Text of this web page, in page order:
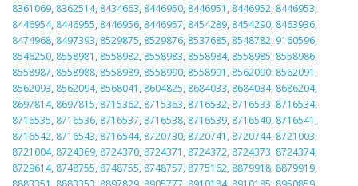
8361069, 8362514, 8434663, 8446950, 8446951 , 8446952, 8446953,
8446954, 8446955, 8446956, 8446957, 8454289, 8454290, 8463936,
8474968, 8497393, 8529875, 8529876, 8537685, 8548782, 9160596,
8546250, 8558981 , 8558982, 8558983, 8558984, 8558985, 8558986,
8558987, 8558988, 8558989, 8558990, 8558991 , 8562090, 8562091 ,
8562093, 8562094, 8568041 , 8604825, 8684033, 8684034, 8686204,
8697814, 8697815, 8715362, 8715363, 8716532, 8716533, 8716534,
8716535, 8716536, 8716537, 8716538, 8716539, 8716540, 8716541 ,
8716542, 8716543, 8716544, 8720730, 8720741 , 8720744, 8721003,
8721004, 8724369, 8724370, 8724371 , 8724372, 8724373, 8724374,
8729614, 8748755, 8748755, 8748757, 8775162, 8879918, 8879919,